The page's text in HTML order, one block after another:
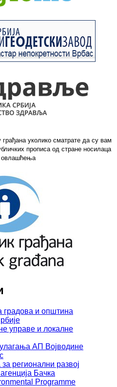
уколико сматрате да су вам
прописа од стране носилаца
овлашћења
градова и општина
управе и локалне
АП Војводине
регионални развој
Бачка
Programme